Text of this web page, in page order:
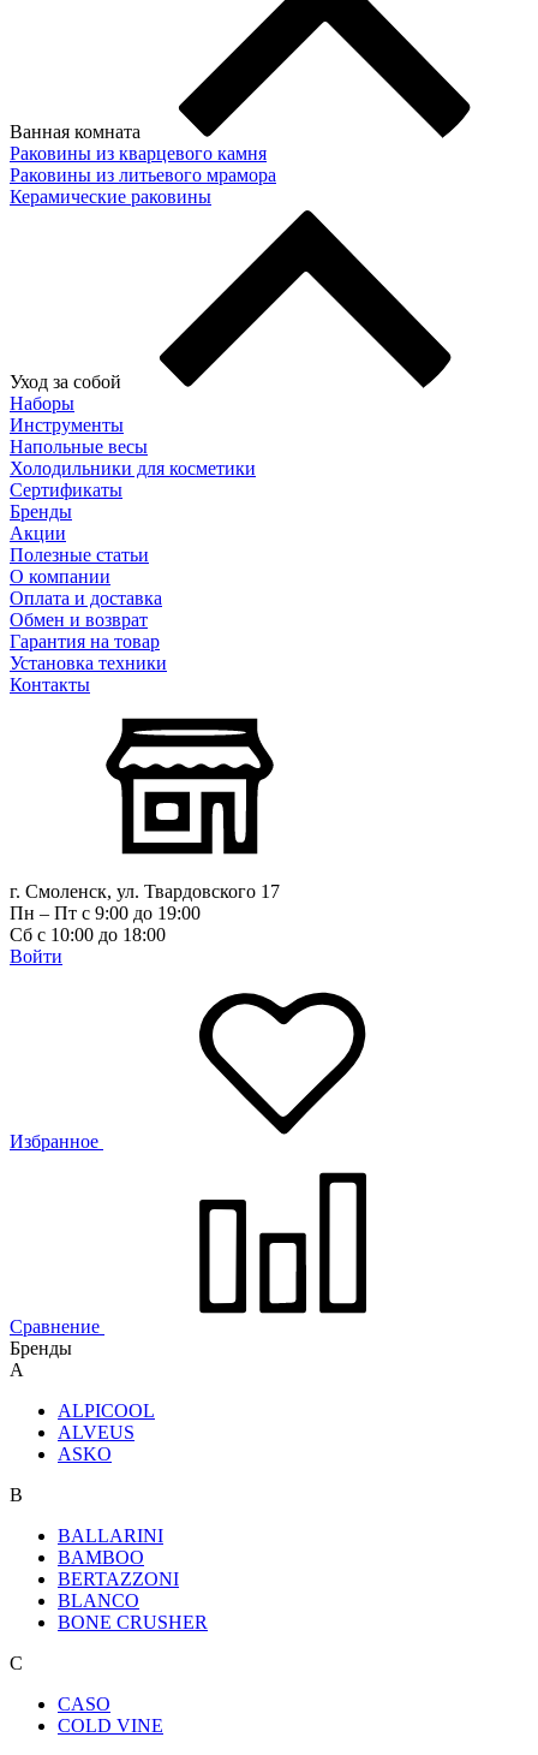
Ванная комната
Раковины из кварцевого камня
Раковины из литьевого мрамора
Керамические раковины
Уход за собой
Наборы
Инструменты
Напольные весы
Холодильники для косметики
Сертификаты
Бренды
Акции
Полезные статьи
О компании
Оплата и доставка
Обмен и возврат
Гарантия на товар
Установка техники
Контакты
г. Смоленск, ул. Твардовского 17
Пн – Пт с 9:00 до 19:00
Сб с 10:00 до 18:00
Войти
Избранное
Сравнение
Бренды
A
ALPICOOL
ALVEUS
ASKO
B
BALLARINI
BAMBOO
BERTAZZONI
BLANCO
BONE CRUSHER
C
CASO
COLD VINE